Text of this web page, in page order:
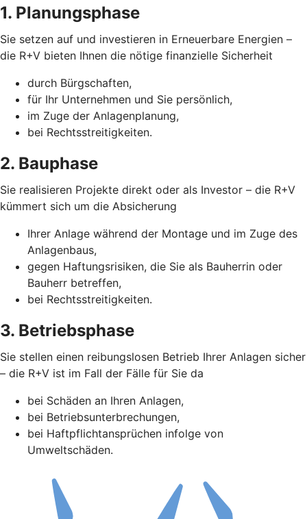
1. Planungsphase
Sie setzen auf und investieren in Erneuerbare Energien –
die R+V bieten Ihnen die nötige finanzielle Sicherheit
durch Bürgschaften,
für Ihr Unternehmen und Sie persönlich,
im Zuge der Anlagenplanung,
bei Rechtsstreitigkeiten.
2. Bauphase
Sie realisieren Projekte direkt oder als Investor – die R+V
kümmert sich um die Absicherung
Ihrer Anlage während der Montage und im Zuge des
Anlagenbaus,
gegen Haftungsrisiken, die Sie als Bauherrin oder
Bauherr betreffen,
bei Rechtsstreitigkeiten.
3. Betriebsphase
Sie stellen einen reibungslosen Betrieb Ihrer Anlagen sicher
– die R+V ist im Fall der Fälle für Sie da
bei Schäden an Ihren Anlagen,
bei Betriebsunterbrechungen,
bei Haftpflichtansprüchen infolge von
Umweltschäden.